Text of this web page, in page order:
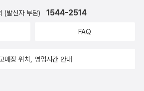
다음 몇 가지 중요한 특징이 생겨났다. ① 세
지붕면이 오목하고 지붕 끝이 위로 치켜 올
채택, ⑤ 실내 공간의 유연한 분리, ⑥ 결구
(발신자 부담) 1544-2514
FAQ
매장 위치, 영업시간 안내